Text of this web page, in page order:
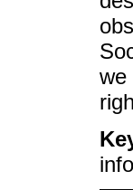
we